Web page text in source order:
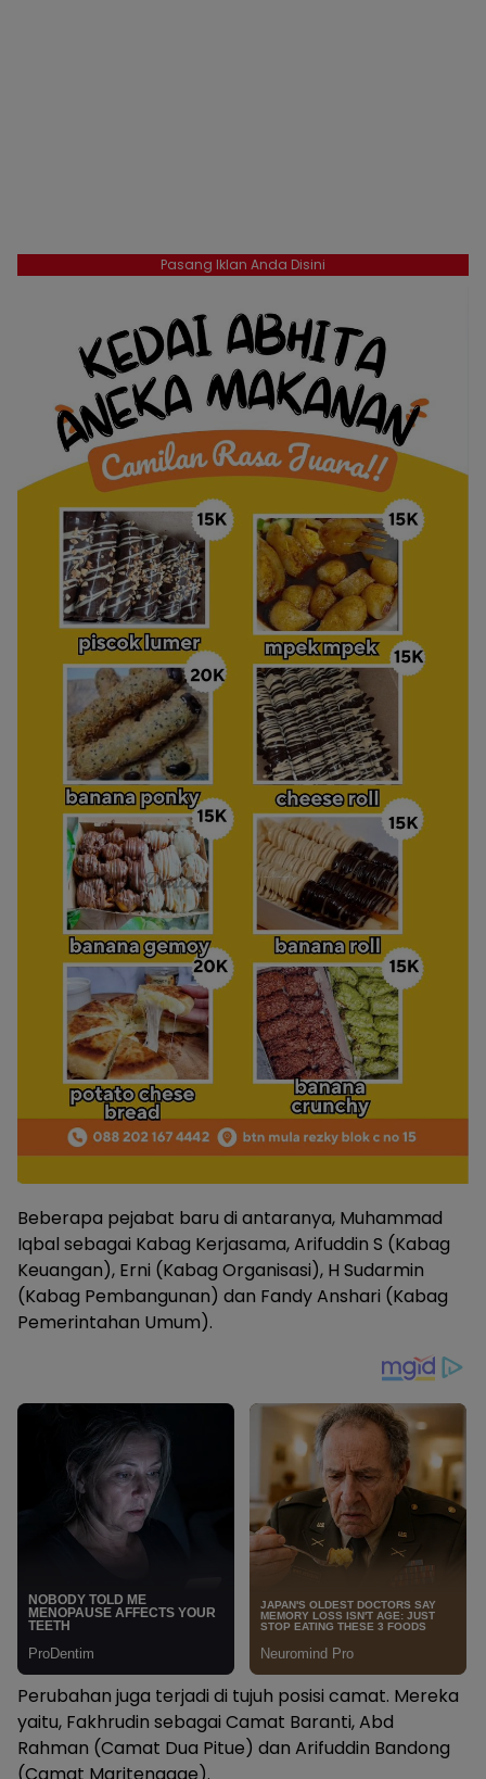
Pasang Iklan Anda Disini
Beberapa pejabat baru di antaranya, Muhammad
Iqbal sebagai Kabag Kerjasama, Arifuddin S (Kabag
Keuangan), Erni (Kabag Organisasi), H Sudarmin
(Kabag Pembangunan) dan Fandy Anshari (Kabag
Pemerintahan Umum).
Perubahan juga terjadi di tujuh posisi camat. Mereka
yaitu, Fakhrudin sebagai Camat Baranti, Abd
Rahman (Camat Dua Pitue) dan Arifuddin Bandong